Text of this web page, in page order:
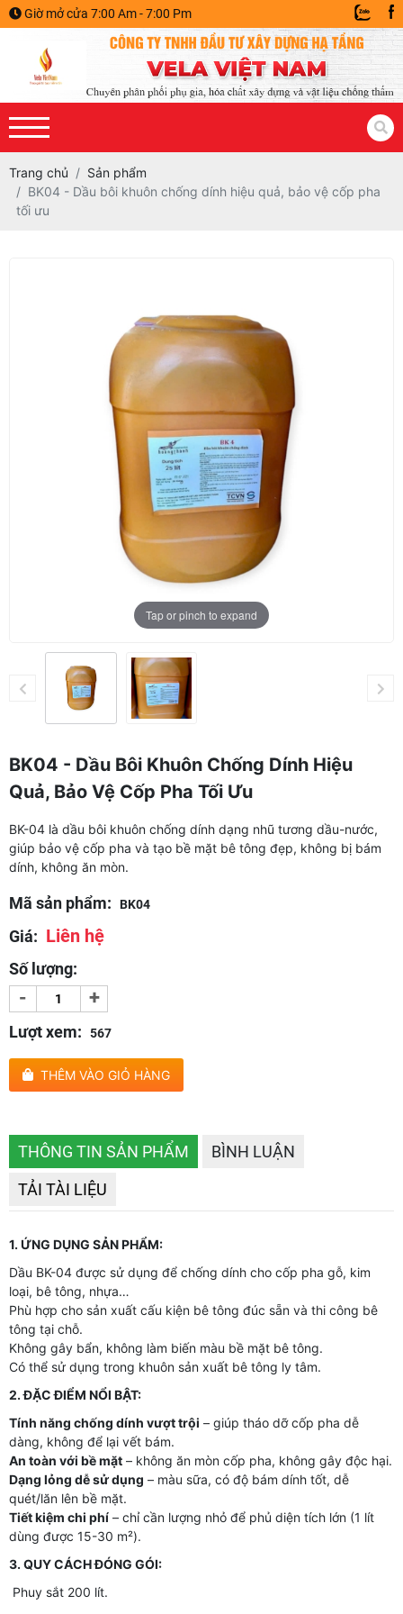
Giờ mở cửa 7:00 Am - 7:00 Pm
Trang chủ
Sản phẩm
BK04 - Dầu bôi khuôn chống dính hiệu quả, bảo vệ cốp pha
tối ưu
Tap or pinch to expand
BK04 - Dầu Bôi Khuôn Chống Dính Hiệu
Quả, Bảo Vệ Cốp Pha Tối Ưu
BK-04 là dầu bôi khuôn chống dính dạng nhũ tương dầu-nước,
giúp bảo vệ cốp pha và tạo bề mặt bê tông đẹp, không bị bám
dính, không ăn mòn.
Mã sản phẩm: BK04
Giá: Liên hệ
Số lượng:
- +
Lượt xem: 567
THÊM VÀO GIỎ HÀNG
THÔNG TIN SẢN PHẨM
BÌNH LUẬN
TẢI TÀI LIỆU
1. ỨNG DỤNG SẢN PHẨM:
Dầu BK-04 được sử dụng để chống dính cho cốp pha gỗ, kim
loại, bê tông, nhựa…
Phù hợp cho sản xuất cấu kiện bê tông đúc sẵn và thi công bê
tông tại chỗ.
Không gây bẩn, không làm biến màu bề mặt bê tông.
Có thể sử dụng trong khuôn sản xuất bê tông ly tâm.
2. ĐẶC ĐIỂM NỔI BẬT:
Tính năng chống dính vượt trội – giúp tháo dỡ cốp pha dễ
dàng, không để lại vết bám.
An toàn với bề mặt – không ăn mòn cốp pha, không gây độc hại.
Dạng lỏng dễ sử dụng – màu sữa, có độ bám dính tốt, dễ
quét/lăn lên bề mặt.
Tiết kiệm chi phí – chỉ cần lượng nhỏ để phủ diện tích lớn (1 lít
dùng được 15-30 m²).
3. QUY CÁCH ĐÓNG GÓI:
Phuy sắt 200 lít.